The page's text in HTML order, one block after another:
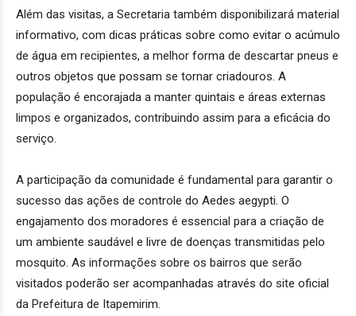
Além das visitas, a Secretaria também disponibilizará material
informativo, com dicas práticas sobre como evitar o acúmulo
de água em recipientes, a melhor forma de descartar pneus e
outros objetos que possam se tornar criadouros. A
população é encorajada a manter quintais e áreas externas
limpos e organizados, contribuindo assim para a eficácia do
serviço.
A participação da comunidade é fundamental para garantir o
sucesso das ações de controle do Aedes aegypti. O
engajamento dos moradores é essencial para a criação de
um ambiente saudável e livre de doenças transmitidas pelo
mosquito. As informações sobre os bairros que serão
visitados poderão ser acompanhadas através do site oficial
da Prefeitura de Itapemirim.